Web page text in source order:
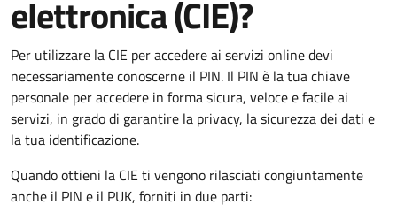
elettronica (CIE)?
Per utilizzare la CIE per accedere ai servizi online devi
necessariamente conoscerne il PIN. Il PIN è la tua chiave
personale per accedere in forma sicura, veloce e facile ai
servizi, in grado di garantire la privacy, la sicurezza dei dati e
la tua identificazione.
Quando ottieni la CIE ti vengono rilasciati congiuntamente
anche il PIN e il PUK, forniti in due parti: